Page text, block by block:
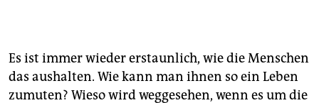
Es ist immer wieder erstaunlich, wie die Menschen
das aushalten. Wie kann man ihnen so ein Leben
zumuten? Wieso wird weggesehen, wenn es um die